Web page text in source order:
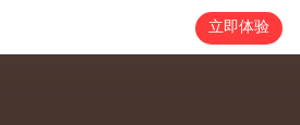
立即体验